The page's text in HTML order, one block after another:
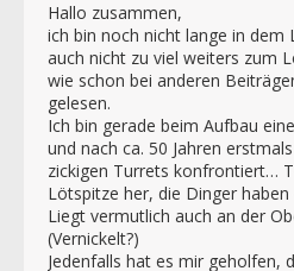
Hallo zusammen,
ich bin noch nicht lange in dem
auch nicht zu viel weiters zum
wie schon bei anderen
gelesen.
Ich bin gerade beim Aufbau
und nach ca. 50 Jahren
zickigen Turrets konfrontiert…
Lötspitze her, die Dinger haben
Liegt vermutlich auch an der
(Vernickelt?)
Jedenfalls hat es mir geholfen,